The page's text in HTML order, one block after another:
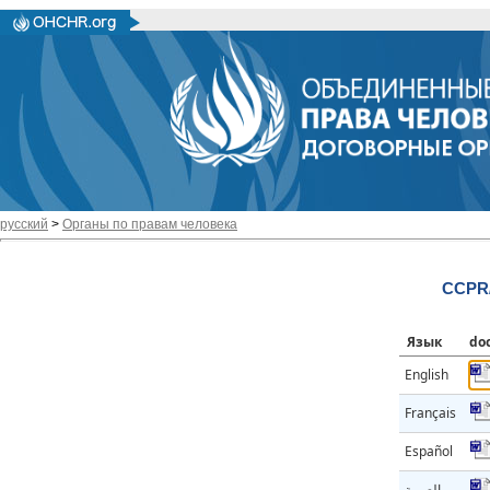
русский > Органы по правам человека
Язык
English
Français
Español